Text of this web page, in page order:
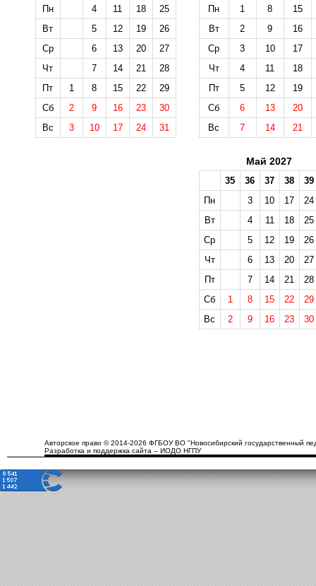
Пн
4 11 18
25
Вт
5 12 19
26
Ср
6 13 20
27
Чт
7 14 21
28
Пт
1 8 15 22
29
Сб
2 9 16 23
30
Вс
3 10 17 24 31
Пн
1 8
15
Вт
2 9
16
Ср
3 10
17
Чт
4 11
18
Пт
5 12
19
Сб
6 13
20
Вс
7 14 21
Май 2027
35 36 37 38
39
Пн
3 10 17
24
Вт
4 11 18
25
Ср
5 12 19
26
Чт
6 13 20
27
Пт
7 14 21
28
Сб
1 8 15 22
29
Вс
2 9 16 23 30
Авторское право © 2014-2026 ФГБОУ ВО "Новосибирский государственный
Разработка и поддержка сайта – ИОДО НГПУ